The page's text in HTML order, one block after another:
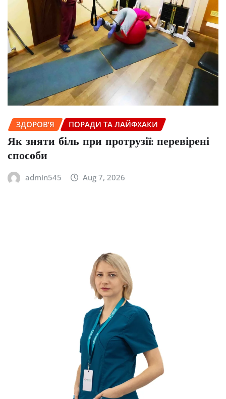
ЗДОРОВ’Я ПОРАДИ ТА ЛАЙФХАКИ
Як зняти біль при протрузії: перевірені
способи
admin545 Aug 7, 2026